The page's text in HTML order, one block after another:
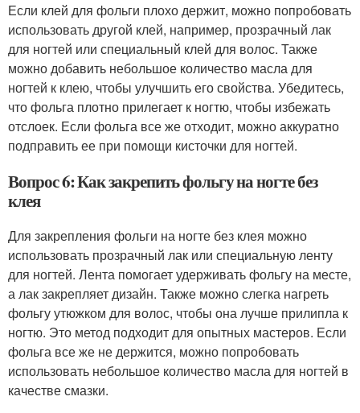
Если клей для фольги плохо держит, можно попробовать
использовать другой клей, например, прозрачный лак
для ногтей или специальный клей для волос. Также
можно добавить небольшое количество масла для
ногтей к клею, чтобы улучшить его свойства. Убедитесь,
что фольга плотно прилегает к ногтю, чтобы избежать
отслоек. Если фольга все же отходит, можно аккуратно
подправить ее при помощи кисточки для ногтей.
Вопрос 6: Как закрепить фольгу на ногте без
клея
Для закрепления фольги на ногте без клея можно
использовать прозрачный лак или специальную ленту
для ногтей. Лента помогает удерживать фольгу на месте,
а лак закрепляет дизайн. Также можно слегка нагреть
фольгу утюжком для волос, чтобы она лучше прилипла к
ногтю. Это метод подходит для опытных мастеров. Если
фольга все же не держится, можно попробовать
использовать небольшое количество масла для ногтей в
качестве смазки.